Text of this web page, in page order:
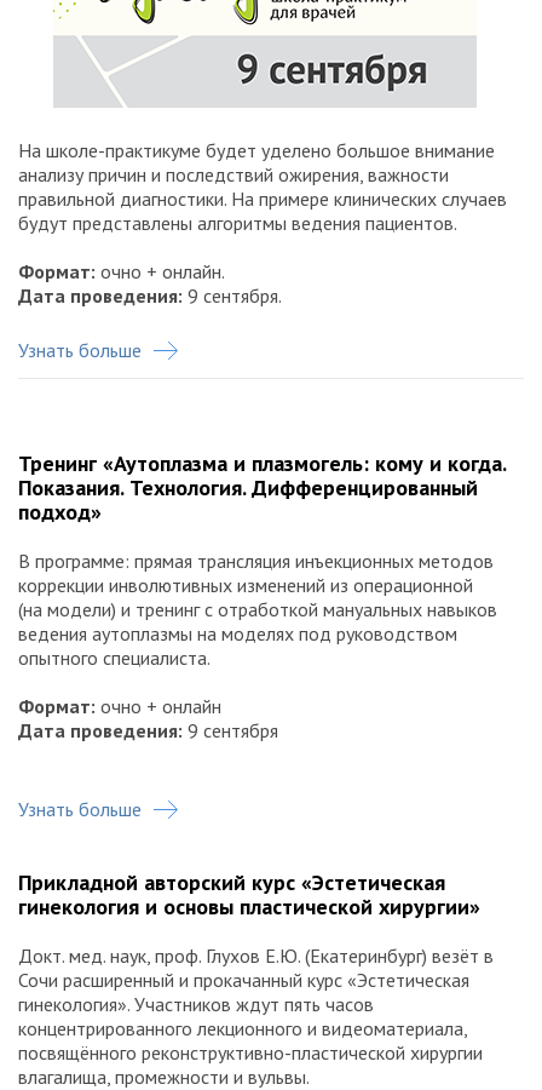
На школе-практикуме будет уделено большое внимание
анализу причин и последствий ожирения, важности
правильной диагностики. На примере клинических случаев
будут представлены алгоритмы ведения пациентов.
Формат: очно + онлайн.
Дата проведения: 9 сентября.
Узнать больше
Тренинг «Аутоплазма и плазмогель: кому и когда.
Показания. Технология. Дифференцированный
подход»
В программе: прямая трансляция инъекционных методов
коррекции инволютивных изменений из операционной
(на модели) и тренинг с отработкой мануальных навыков
ведения аутоплазмы на моделях под руководством
опытного специалиста.
Формат: очно + онлайн
Дата проведения: 9 сентября
Узнать больше
Прикладной авторский курс «Эстетическая
гинекология и основы пластической хирургии»
Докт. мед. наук, проф. Глухов Е.Ю. (Екатеринбург) везёт в
Сочи расширенный и прокачанный курс «Эстетическая
гинекология». Участников ждут пять часов
концентрированного лекционного и видеоматериала,
посвящённого реконструктивно-пластической хирургии
влагалища, промежности и вульвы.